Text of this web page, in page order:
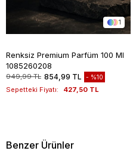
1
Renksiz Premium Parfüm 100 Ml
1085260208
949,99 TL 854,99 TL %10
Sepetteki Fiyatı: 427,50 TL
Benzer Ürünler